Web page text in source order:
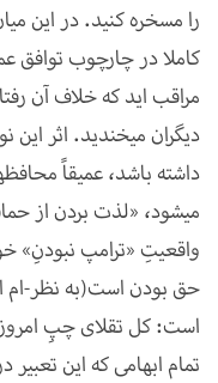
را مسخره کنید. در این
کاملا در چارچوب توافق
مراقب اید که خلاف آن
دیگران می­خندید. اثر این
داشته باشد، عمیقاً
می­شود، «لذت بردن از
واقعیتِ «ترامپ نبودنِ»
حق بودن است(به نظر-ام
است: کل تقلای چپِ
تمام ابهامی که این تعبیر